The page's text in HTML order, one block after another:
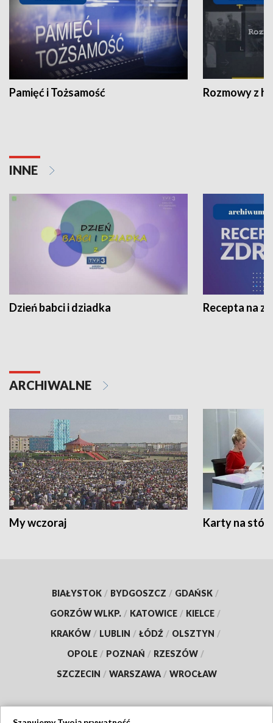
Pamięć i Tożsamość Rozmowy z
INNE
Dzień babci i dziadka Recepta na
ARCHIWALNE
My wczoraj Karty na
BIAŁYSTOK / BYDGOSZCZ / GDAŃSK /
GORZÓW WLKP. / KATOWICE / KIELCE /
KRAKÓW / LUBLIN / ŁÓDŹ / OLSZTYN /
OPOLE / POZNAŃ / RZESZÓW /
SZCZECIN / WARSZAWA / WROCŁAW